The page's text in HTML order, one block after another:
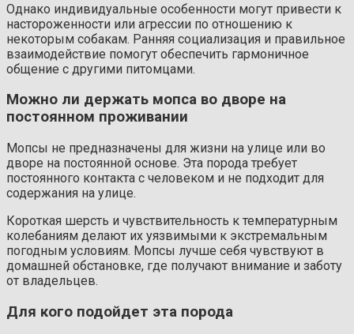
Однако индивидуальные особенности могут привести к
настороженности или агрессии по отношению к
некоторым собакам. Ранняя социализация и правильное
взаимодействие помогут обеспечить гармоничное
общение с другими питомцами.
Можно ли держать мопса во дворе на
постоянном проживании
Мопсы не предназначены для жизни на улице или во
дворе на постоянной основе. Эта порода требует
постоянного контакта с человеком и не подходит для
содержания на улице.
Короткая шерсть и чувствительность к температурным
колебаниям делают их уязвимыми к экстремальным
погодным условиям. Мопсы лучше себя чувствуют в
домашней обстановке, где получают внимание и заботу
от владельцев.
Для кого подойдет эта порода